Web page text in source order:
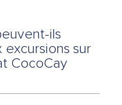
ils
sur
CocoCay